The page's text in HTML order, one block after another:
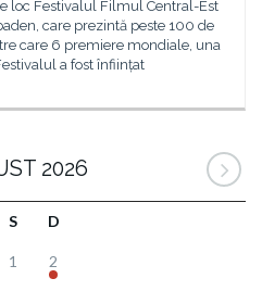
loc Festivalul Filmul Central-Est
care prezintă peste 100 de
care 6 premiere mondiale, una
a fost înființat
2026
S D
1 2